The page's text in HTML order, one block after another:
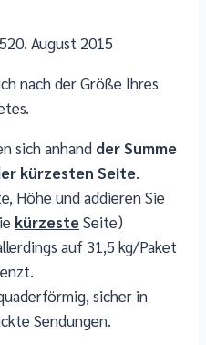
20. August 2015
nach der Größe Ihres
sich anhand der Summe
kürzesten Seite.
Höhe und addieren Sie
kürzesteSeite)
auf 31,5 kg/Paket
sicher in
Sendungen.